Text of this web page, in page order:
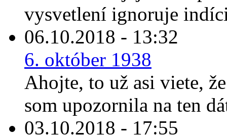
vysvetlení ignoruje
06.10.2018 - 13:32
6. október 1938
Ahojte, to už asi viete,
som upozornila na ten
03.10.2018 - 17:55